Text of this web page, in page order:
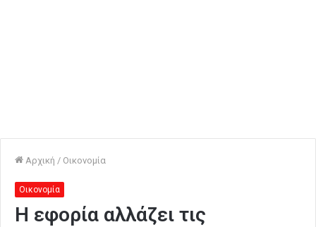
Αρχική / Οικονομία
Οικονομία
Η εφορία αλλάζει τις